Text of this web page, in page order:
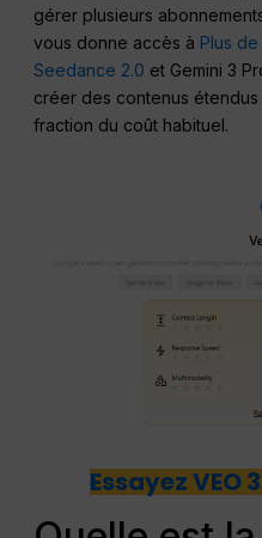
gérer plusieurs
vous donne accès à Plus de
Seedance 2.0 et Gemini 3
créer des contenus
fraction du coût habituel.
Essayez VEO